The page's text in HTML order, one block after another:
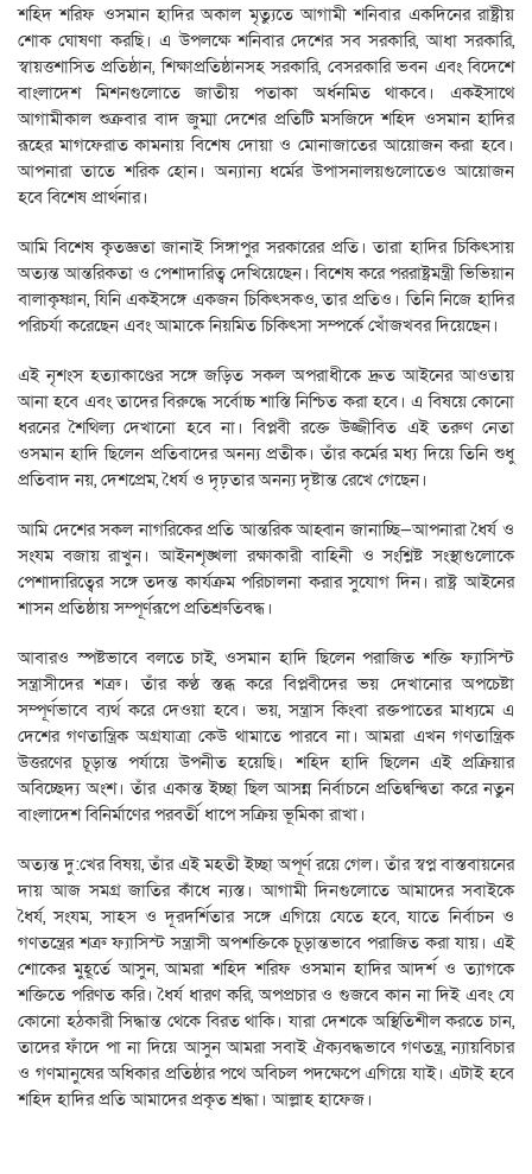
শহিদ শরিফ ওসমান হাদির অকাল মৃত্যুতে আগামী শনিবার একদিনের রাষ্ট্রীয়
শোক ঘোষণা করছি। এ উপলক্ষে শনিবার দেশের সব সরকারি, আধা সরকারি,
স্বায়ত্তশাসিত প্রতিষ্ঠান, শিক্ষাপ্রতিষ্ঠানসহ সরকারি, বেসরকারি ভবন এবং বিদেশে
বাংলাদেশ মিশনগুলোতে জাতীয় পতাকা অর্ধনমিত থাকবে। একইসাথে
আগামীকাল শুক্রবার বাদ জুম্মা দেশের প্রতিটি মসজিদে শহিদ ওসমান হাদির
রূহের মাগফেরাত কামনায় বিশেষ দোয়া ও মোনাজাতের আয়োজন করা হবে।
আপনারা তাতে শরিক হোন। অন‍্যান‍্য ধর্মের উপাসনালয়গুলোতেও আয়োজন
হবে বিশেষ প্রার্থনার।
আমি বিশেষ কৃতজ্ঞতা জানাই সিঙ্গাপুর সরকারের প্রতি। তারা হাদির চিকিৎসায়
অত‍্যন্ত আন্তরিকতা ও পেশাদারিত্ব দেখিয়েছেন। বিশেষ করে পররাষ্ট্রমন্ত্রী ভিভিয়ান
বালাকৃষ্ণান, যিনি একইসঙ্গে একজন চিকিৎসকও, তার প্রতিও। তিনি নিজে হাদির
পরিচর্যা করেছেন এবং আমাকে নিয়মিত চিকিৎসা সম্পর্কে খোঁজখবর দিয়েছেন।
এই নৃশংস হত্যাকাণ্ডের সঙ্গে জড়িত সকল অপরাধীকে দ্রুত আইনের আওতায়
আনা হবে এবং তাদের বিরুদ্ধে সর্বোচ্চ শাস্তি নিশ্চিত করা হবে। এ বিষয়ে কোনো
ধরনের শৈথিল্য দেখানো হবে না। বিপ্লবী রক্তে উজ্জীবিত এই তরুণ নেতা
ওসমান হাদি ছিলেন প্রতিবাদের অনন্য প্রতীক। তাঁর কর্মের মধ্য দিয়ে তিনি শুধু
প্রতিবাদ নয়, দেশপ্রেম, ধৈর্য ও দৃঢ়তার অনন্য দৃষ্টান্ত রেখে গেছেন।
আমি দেশের সকল নাগরিকের প্রতি আন্তরিক আহ্বান জানাচ্ছি—আপনারা ধৈর্য ও
সংযম বজায় রাখুন। আইনশৃঙ্খলা রক্ষাকারী বাহিনী ও সংশ্লিষ্ট সংস্থাগুলোকে
পেশাদারিত্বের সঙ্গে তদন্ত কার্যক্রম পরিচালনা করার সুযোগ দিন। রাষ্ট্র আইনের
শাসন প্রতিষ্ঠায় সম্পূর্ণরূপে প্রতিশ্রুতিবদ্ধ।
আবারও স্পষ্টভাবে বলতে চাই, ওসমান হাদি ছিলেন পরাজিত শক্তি ফ্যাসিস্ট
সন্ত্রাসীদের শত্রু। তাঁর কণ্ঠ স্তব্ধ করে বিপ্লবীদের ভয় দেখানোর অপচেষ্টা
সম্পূর্ণভাবে ব্যর্থ করে দেওয়া হবে। ভয়, সন্ত্রাস কিংবা রক্তপাতের মাধ্যমে এ
দেশের গণতান্ত্রিক অগ্রযাত্রা কেউ থামাতে পারবে না। আমরা এখন গণতান্ত্রিক
উত্তরণের চূড়ান্ত পর্যায়ে উপনীত হয়েছি। শহিদ হাদি ছিলেন এই প্রক্রিয়ার
অবিচ্ছেদ্য অংশ। তাঁর একান্ত ইচ্ছা ছিল আসন্ন নির্বাচনে প্রতিদ্বন্দ্বিতা করে নতুন
বাংলাদেশ বিনির্মাণের পরবর্তী ধাপে সক্রিয় ভূমিকা রাখা।
অত্যন্ত দু:খের বিষয়, তাঁর এই মহতী ইচ্ছা অপূর্ণ রয়ে গেল। তাঁর স্বপ্ন বাস্তবায়নের
দায় আজ সমগ্র জাতির কাঁধে ন্যস্ত। আগামী দিনগুলোতে আমাদের সবাইকে
ধৈর্য, সংযম, সাহস ও দূরদর্শিতার সঙ্গে এগিয়ে যেতে হবে, যাতে নির্বাচন ও
গণতন্ত্রের শত্রু ফ্যাসিস্ট সন্ত্রাসী অপশক্তিকে চূড়ান্তভাবে পরাজিত করা যায়। এই
শোকের মুহূর্তে আসুন, আমরা শহিদ শরিফ ওসমান হাদির আদর্শ ও ত্যাগকে
শক্তিতে পরিণত করি। ধৈর্য ধারণ করি, অপপ্রচার ও গুজবে কান না দিই এবং যে
কোনো হঠকারী সিদ্ধান্ত থেকে বিরত থাকি। যারা দেশকে অস্থিতিশীল করতে চান,
তাদের ফাঁদে পা না দিয়ে আসুন আমরা সবাই ঐক্যবদ্ধভাবে গণতন্ত্র, ন্যায়বিচার
ও গণমানুষের অধিকার প্রতিষ্ঠার পথে অবিচল পদক্ষেপে এগিয়ে যাই। এটাই হবে
শহিদ হাদির প্রতি আমাদের প্রকৃত শ্রদ্ধা। আল্লাহ হাফেজ।